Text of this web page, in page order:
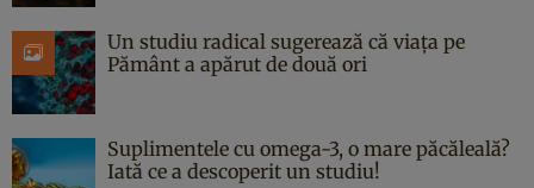
Un studiu radical sugerează că viața pe
Pământ a apărut de două ori
Suplimentele cu omega-3, o mare păcăleală?
Iată ce a descoperit un studiu!